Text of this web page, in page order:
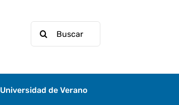
Universidad de Verano